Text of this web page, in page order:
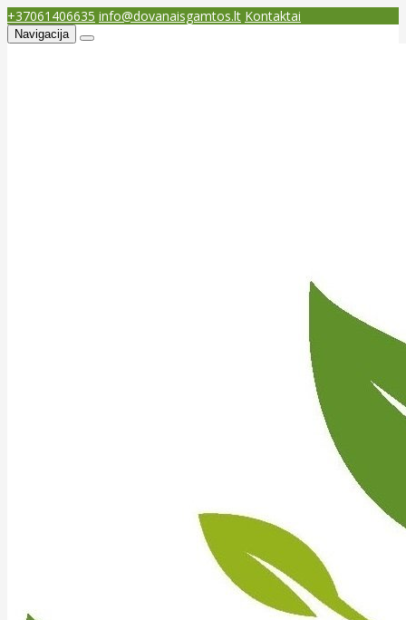
+37061406635 info@dovanaisgamtos.lt Kontaktai
Navigacija